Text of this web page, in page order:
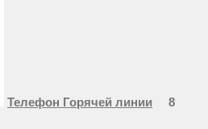
Телефон Горячей линии
8